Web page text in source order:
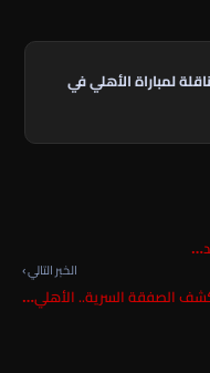
لمباراة الأهلي في
الخبر التالي ›
الصفقة السرية.. الأهلي…